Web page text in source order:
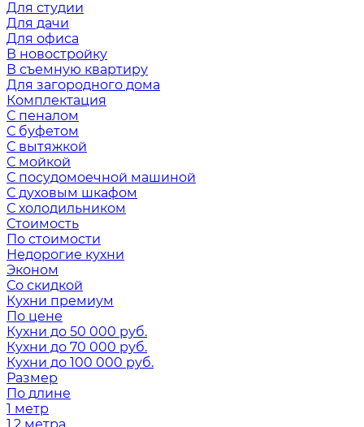
Для студии
Для дачи
Для офиса
В новостройку
В съемную квартиру
Для загородного дома
Комплектация
С пеналом
С буфетом
С вытяжкой
С мойкой
С посудомоечной машиной
С духовым шкафом
С холодильником
Стоимость
По стоимости
Недорогие кухни
Эконом
Со скидкой
Кухни премиум
По цене
Кухни до 50 000 руб.
Кухни до 70 000 руб.
Кухни до 100 000 руб.
Размер
По длине
1 метр